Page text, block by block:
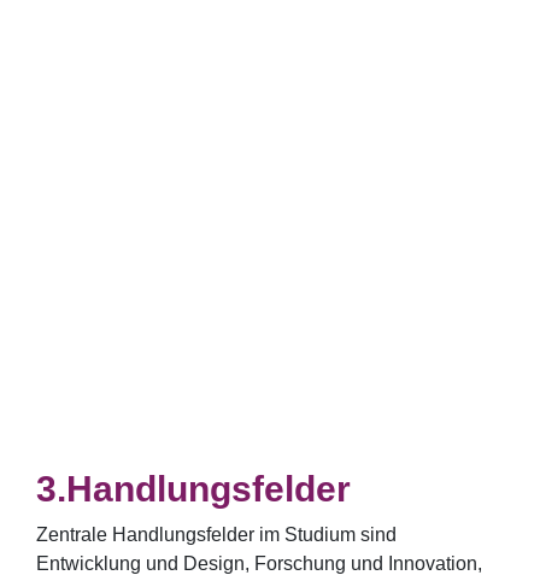
Handlungsfelder
Zentrale Handlungsfelder im Studium sind
Entwicklung und Design, Forschung und Innovation,